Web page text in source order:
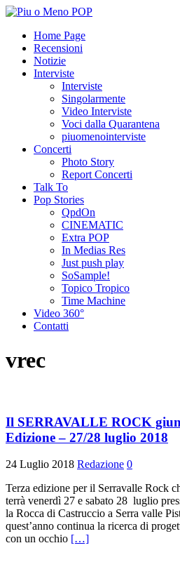
Home Page
Recensioni
Notizie
Interviste
Interviste
Singolarmente
Video Interviste
Voci dalla Quarantena
piuomenointerviste
Concerti
Photo Story
Report Concerti
Talk To
Pop Stories
QpdOn
CINEMATIC
Extra POP
In Medias Res
Just push play
SoSample!
Topico Tropico
Time Machine
Video 360°
Contatti
vrec
Il SERRAVALLE ROCK
Edizione – 27/28 luglio 2018
24 Luglio 2018 Redazione 0
Terza edizione per il Serravalle Rock
terrà venerdì 27 e sabato 28 luglio
la Rocca di Castruccio a Serra valle
quest’anno continua la ricerca di
con un occhio […]